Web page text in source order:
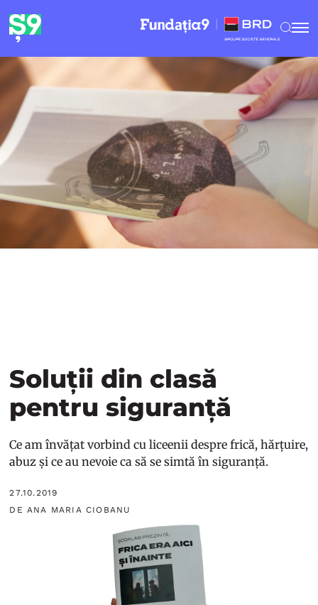
Soluții din clasă
pentru siguranță
Ce am învățat vorbind cu liceenii despre frică, hărțuire,
abuz și ce au nevoie ca să se simtă în siguranță.
27.10.2019
DE ANA MARIA CIOBANU